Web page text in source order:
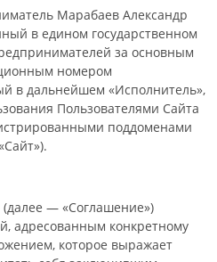
Марабаев Александр
в едином государственном
за основным
номером
в дальнейшем «Исполнитель»,
Пользователями Сайта
поддоменами
— «Соглашение»)
, адресованным конкретному
которое выражает